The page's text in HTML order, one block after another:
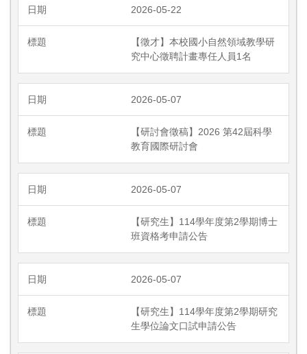
2026-05-22
【徵才】本校國小自然領域教學研
究中心徵聘計畫專任人員1名
2026-05-07
【研討會徵稿】2026 第42屆科學
教育國際研討會
2026-05-07
【研究生】114學年度第2學期博士
班資格考申請公告
2026-05-07
【研究生】114學年度第2學期研究
生學位論文口試申請公告